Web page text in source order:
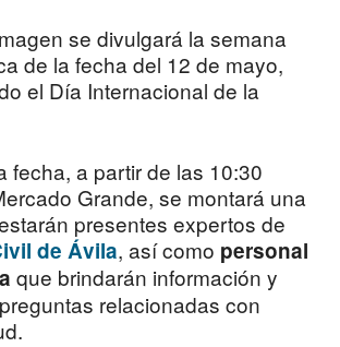
se divulgará la semana
de la fecha del 12 de mayo,
el Día Internacional de la
fecha, a partir de las 10:30
Grande, se montará una
presentes expertos de
de Ávila, así como personal
que brindarán información y
relacionadas con